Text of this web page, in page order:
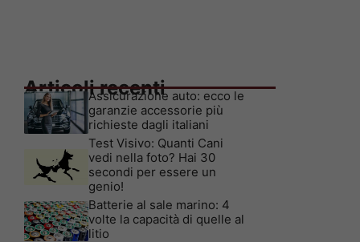
Articoli recenti
Assicurazione auto: ecco le
garanzie accessorie più
richieste dagli italiani
Test Visivo: Quanti Cani
vedi nella foto? Hai 30
secondi per essere un
genio!
Batterie al sale marino: 4
volte la capacità di quelle al
litio